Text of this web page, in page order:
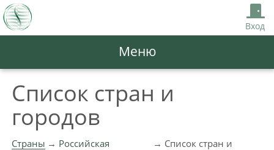
Вход
Меню
Список стран и
городов
Страны
Российская
Список стран и